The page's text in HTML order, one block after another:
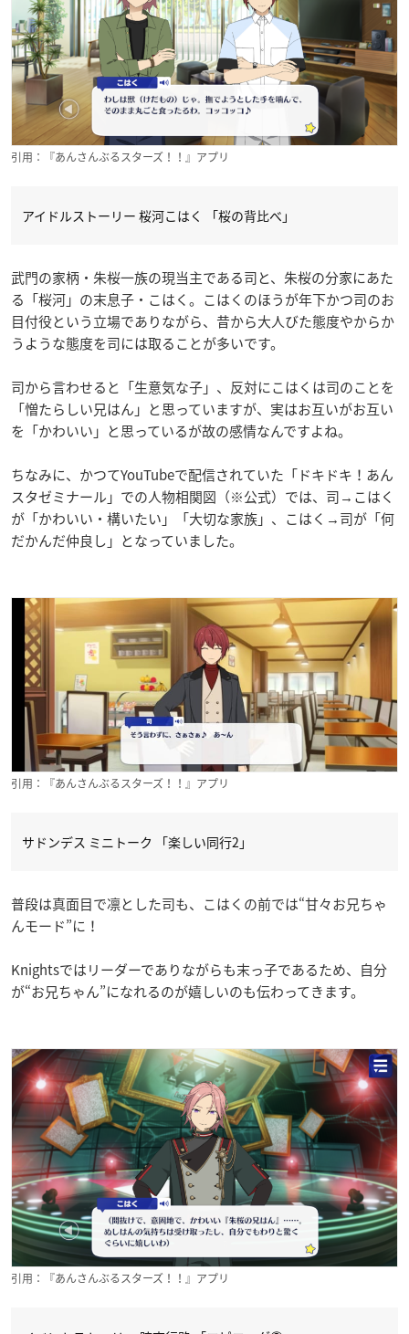
引用：『あんさんぶるスターズ！！』アプリ
アイドルストーリー 桜河こはく 「桜の背比べ」
武門の家柄・朱桜一族の現当主である司と、朱桜の分家にあた
る「桜河」の末息子・こはく。こはくのほうが年下かつ司のお
目付役という立場でありながら、昔から大人びた態度やからか
うような態度を司には取ることが多いです。
司から言わせると「生意気な子」、反対にこはくは司のことを
「憎たらしい兄はん」と思っていますが、実はお互いがお互い
を「かわいい」と思っているが故の感情なんですよね。
ちなみに、かつてYouTubeで配信されていた「ドキドキ！あん
スタゼミナール」での人物相関図（※公式）では、司→こはく
が「かわいい・構いたい」「大切な家族」、こはく→司が「何
だかんだ仲良し」となっていました。
引用：『あんさんぶるスターズ！！』アプリ
サドンデス ミニトーク 「楽しい同行2」
普段は真面目で凛とした司も、こはくの前では“甘々お兄ちゃ
んモード”に！
Knightsではリーダーでありながらも末っ子であるため、自分
が“お兄ちゃん”になれるのが嬉しいのも伝わってきます。
引用：『あんさんぶるスターズ！！』アプリ